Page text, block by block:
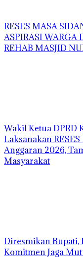
RESES MASA
ASPIRASI WARGA
REHAB MASJID
Wakil Ketua DPRD
Laksanakan
Anggaran 2026,
Masyarakat
Diresmikan Bupati,
Komitmen Jaga